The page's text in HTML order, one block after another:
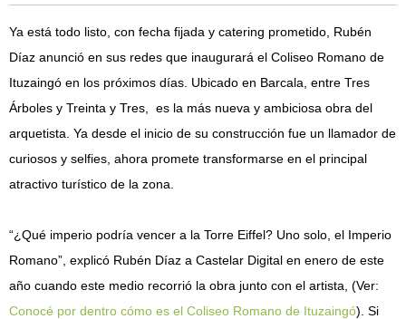
Ya está todo listo, con fecha fijada y catering prometido, Rubén
Díaz anunció en sus redes que inaugurará el Coliseo Romano de
Ituzaingó en los próximos días. Ubicado en Barcala, entre Tres
Árboles y Treinta y Tres, es la más nueva y ambiciosa obra del
arquetista. Ya desde el inicio de su construcción fue un llamador de
curiosos y selfies, ahora promete transformarse en el principal
atractivo turístico de la zona.
“¿Qué imperio podría vencer a la Torre Eiffel? Uno solo, el Imperio
Romano”, explicó Rubén Díaz a Castelar Digital en enero de este
año cuando este medio recorrió la obra junto con el artista, (Ver:
Conocé por dentro cómo es el Coliseo Romano de Ituzaingó). Si